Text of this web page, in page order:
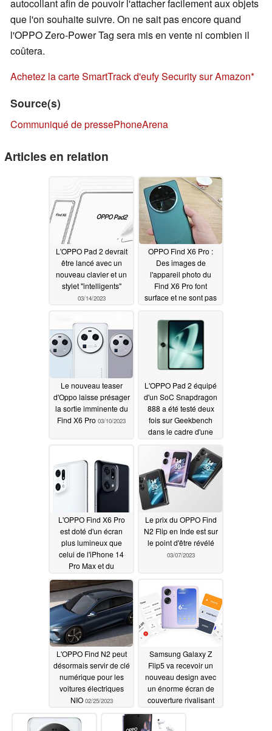
autocollant afin de pouvoir l'attacher facilement aux objets
que l'on souhaite suivre. On ne sait pas encore quand
l'OPPO Zero-Power Tag sera mis en vente ni combien il
coûtera.
Achetez la carte SmartTrack d'eufy Security sur Amazon
Source(s)
Communiqué de pressePhoneArena
Articles en relation
L'OPPO Pad 2 devrait
être lancé avec un
nouveau clavier et un
stylet "intelligents"
03/14/2023
OPPO Find X6 Pro :
Des images de
l'appareil photo du
Find X6 Pro font
surface et ne sont pas
dans le monde entier
03/13/2023
Le nouveau teaser
d'Oppo laisse présager
la sortie imminente du
Find X6 Pro 03/10/2023
L'OPPO Pad 2 équipé
d'un SoC Snapdragon
888 a été testé deux
fois sur Geekbench
dans le cadre d'une
le lancement03/08/2023
L'OPPO Find X6 Pro
est doté d'un écran
plus lumineux que
celui de l'iPhone 14
Pro Max et du
Samsung Galaxy S23
Ultra03/07/2023
Le prix du OPPO Find
N2 Flip en Inde est sur
le point d'être révélé
03/07/2023
L'OPPO Find N2 peut
désormais servir de clé
numérique pour les
voitures électriques
NIO 02/25/2023
Samsung Galaxy Z
Flip5 va recevoir un
nouveau design avec
un énorme écran de
couverture rivalisant
avec le Oppo Find N2
Flip